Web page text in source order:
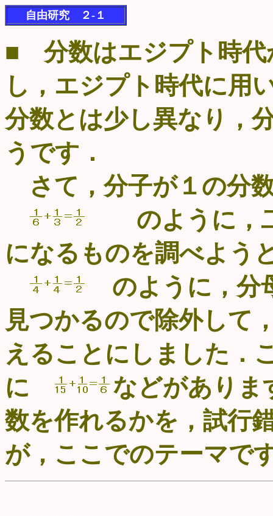
自由研究 ２-１
■ 分数はエジプト時代
し，エジプト時代に用
分数とは少し異なり，
うです．
さて，分子が１の分
のように，二
になるものを調べよう
のように，分
見つかるので除外して
えることにしました．
に
などがありま
数を作れるかを，試行
が，ここでのテーマで